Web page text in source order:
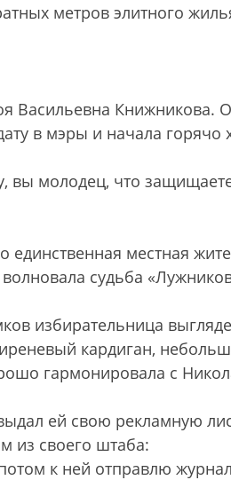
метров элитного
Васильевна Книжникова.
в мэры и начала горячо
вы молодец, что
местная
судьба
избирательница
кардиган,
гармонировала с
ей свою рекламную
из своего штаба:
к ней отправлю